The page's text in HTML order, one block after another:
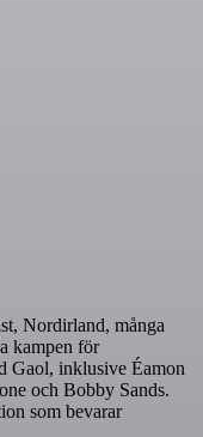
Nordirland, många
kampen för
Gaol, inklusive Éamon
och Bobby Sands.
som bevarar